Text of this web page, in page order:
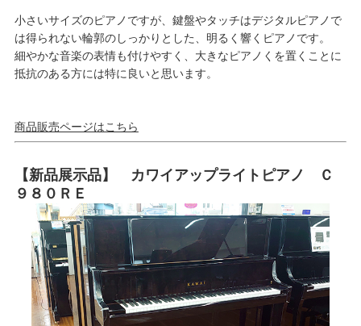
小さいサイズのピアノですが、鍵盤やタッチはデジタルピアノで
は得られない輪郭のしっかりとした、明るく響くピアノです。
細やかな音楽の表情も付けやすく、大きなピアノくを置くことに
抵抗のある方には特に良いと思います。
商品販売ページはこちら
【新品展示品】 カワイアップライトピアノ Ｃ
９８０ＲＥ